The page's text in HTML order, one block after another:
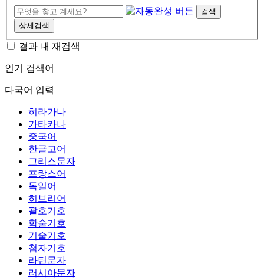
검색
상세검색
결과 내 재검색
인기 검색어
다국어 입력
히라가나
가타카나
중국어
한글고어
그리스문자
프랑스어
독일어
히브리어
괄호기호
학술기호
기술기호
첨자기호
라틴문자
러시아문자